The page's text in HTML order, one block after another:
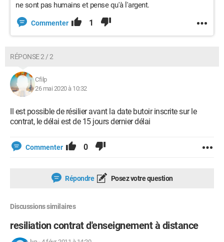
ne sont pas humains et pense qu'à l'argent.
Commenter 1
RÉPONSE 2 / 2
Cfilp
26 mai 2020 à 10:32
Il est possible de résilier avant la date butoir inscrite sur le
contrat, le délai est de 15 jours dernier délai
Commenter 0
Répondre Posez votre question
Discussions similaires
resiliation contrat d'enseignement à distance